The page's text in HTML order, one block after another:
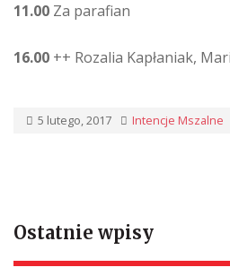
11.00 Za parafian
16.00 ++ Rozalia Kapłaniak,
5 lutego, 2017 Intencje Mszalne
Ostatnie wpisy